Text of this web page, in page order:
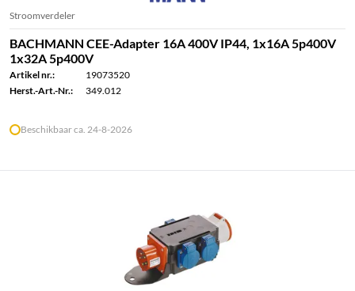
Stroomverdeler
BACHMANN CEE-Adapter 16A 400V IP44, 1x16A 5p400V
1x32A 5p400V
Artikel nr.:
19073520
Herst.-Art.-Nr.:
349.012
Beschikbaar ca. 24-8-2026